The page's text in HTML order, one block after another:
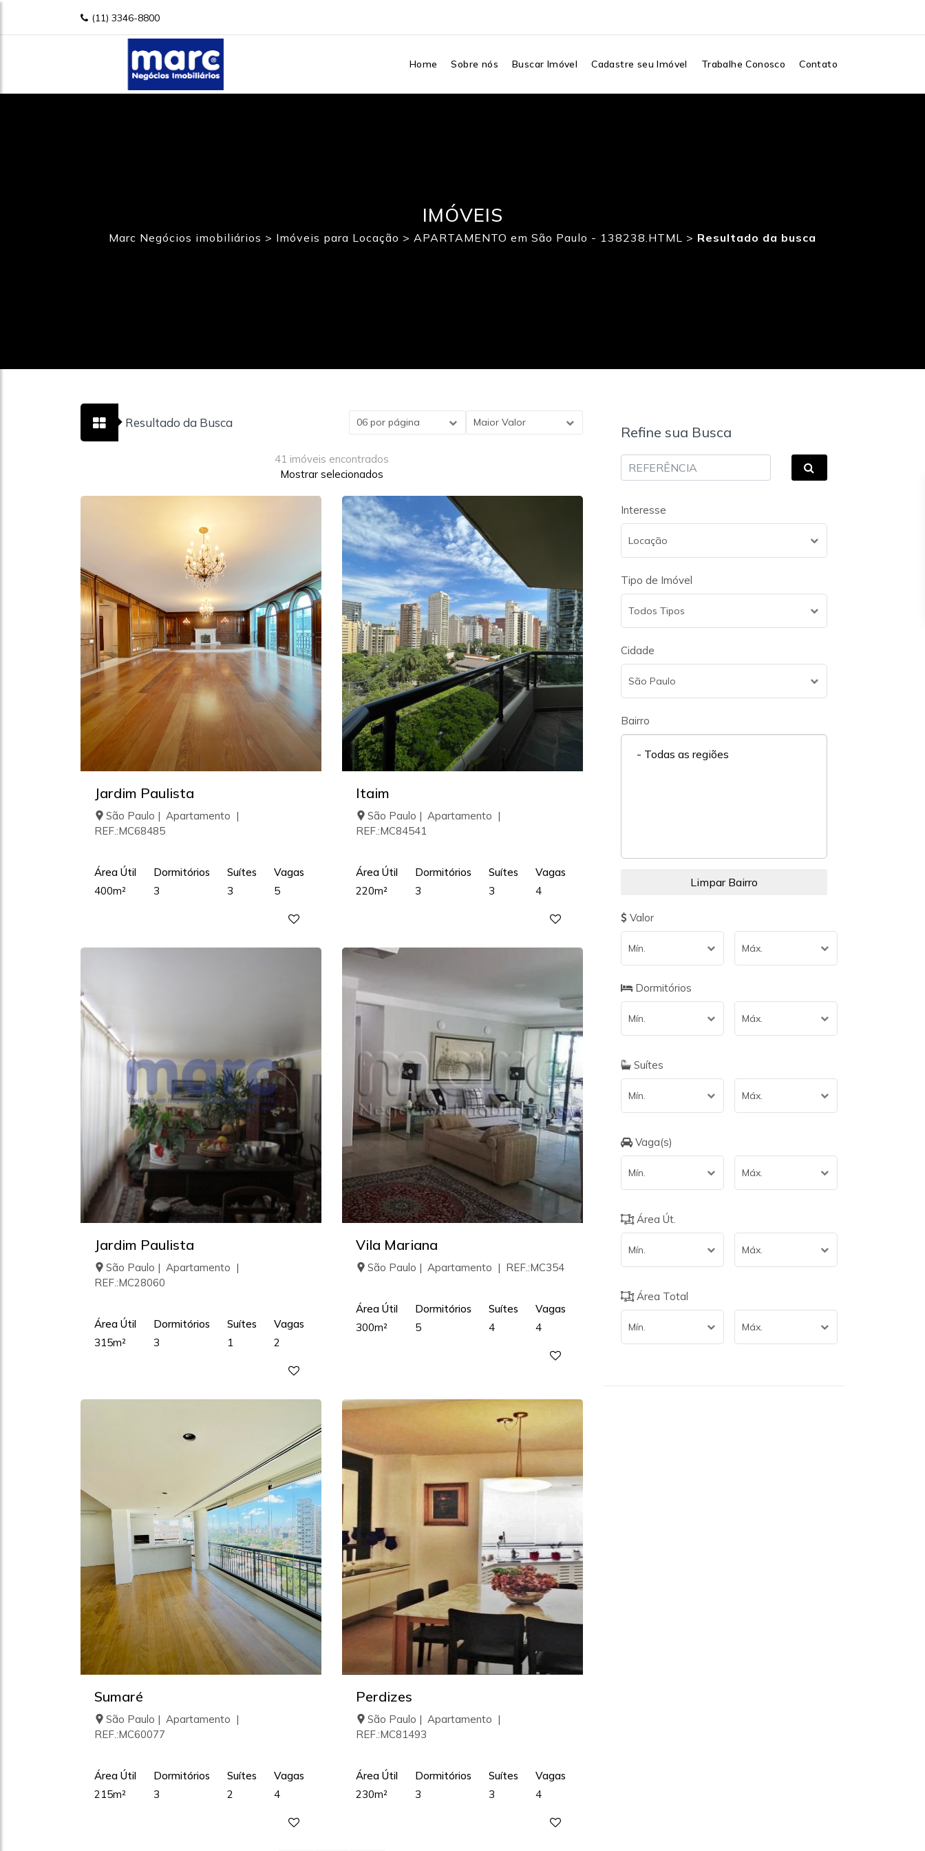
(11) 3346-8800
Home Sobre nós Buscar Imóvel Cadastre seu Imóvel Trabalhe Conosco Contato
IMÓVEIS
Marc Negócios imobiliários > Imóveis para Locação > APARTAMENTO em São Paulo - 138238.HTML > Resultado da busca
Resultado da Busca Maior Valor
06 por página
41 imóveis encontrados
Mostrar selecionados
Jardim Paulista
São Paulo | Apartamento |
REF.:MC68485
Área Útil
400m²
Dormitórios
3
Suítes
3
Vagas
5
Itaim
São Paulo | Apartamento |
REF.:MC84541
Área Útil
220m²
Dormitórios
3
Suítes
3
Vagas
4
Jardim Paulista
São Paulo | Apartamento |
REF.:MC28060
Área Útil
315m²
Dormitórios
3
Suítes
1
Vagas
2
Vila Mariana
São Paulo | Apartamento | REF.:MC354
Área Útil
300m²
Dormitórios
5
Suítes
4
Vagas
4
Sumaré
São Paulo | Apartamento |
REF.:MC60077
Área Útil
215m²
Dormitórios
3
Suítes
2
Vagas
4
Perdizes
São Paulo | Apartamento |
REF.:MC81493
Área Útil
230m²
Dormitórios
3
Suítes
3
Vagas
4
Refine sua Busca
Interesse
Locação
Tipo de Imóvel
Todos Tipos
Cidade
São Paulo
Bairro
- Todas as regiões
Valor
Mín. Máx.
Dormitórios
Mín. Máx.
Suítes
Mín. Máx.
Vaga(s)
Mín. Máx.
Área Út.
Mín. Máx.
Área Total
Mín. Máx.